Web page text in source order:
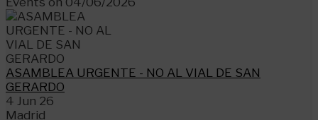
ASAMBLEA URGENTE - NO AL VIAL DE SAN
GERARDO
4 Jun 26
Madrid